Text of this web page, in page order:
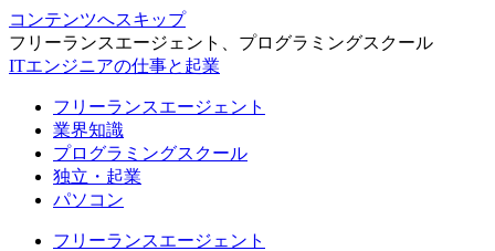
コンテンツへスキップ
フリーランスエージェント、プログラミングスクール
ITエンジニアの仕事と起業
フリーランスエージェント
業界知識
プログラミングスクール
独立・起業
パソコン
フリーランスエージェント